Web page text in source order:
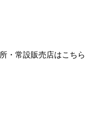
・常設販売店はこちら